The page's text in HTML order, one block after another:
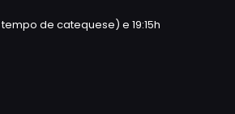
de catequese) e 19:15h